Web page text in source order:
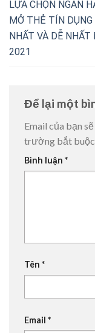
LỰA CHỌN NGÂN
MỞ THẺ TÍN
NHẤT VÀ DỄ NHẤT
2021
Để lại một
Email của bạn
trường bắt
Bình luận *
Tên *
Email *